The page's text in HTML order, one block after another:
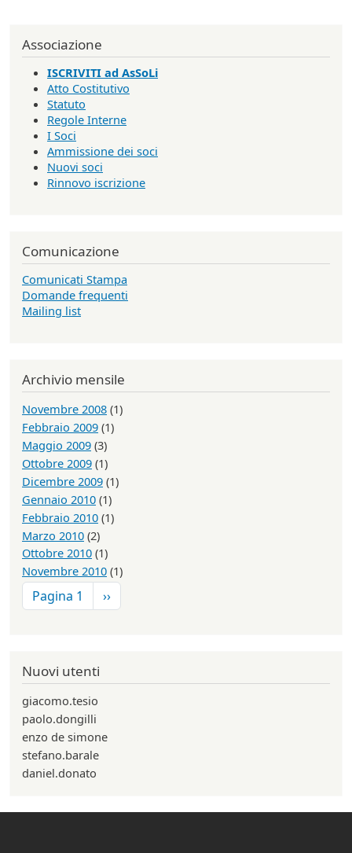
Associazione
ISCRIVITI ad AsSoLi
Atto Costitutivo
Statuto
Regole Interne
I Soci
Ammissione dei soci
Nuovi soci
Rinnovo iscrizione
Comunicazione
Comunicati Stampa
Domande frequenti
Mailing list
Archivio mensile
Novembre 2008 (1)
Febbraio 2009 (1)
Maggio 2009 (3)
Ottobre 2009 (1)
Dicembre 2009 (1)
Gennaio 2010 (1)
Febbraio 2010 (1)
Marzo 2010 (2)
Ottobre 2010 (1)
Novembre 2010 (1)
Paginazione
Pagina 1 Pagina successiva
››
Nuovi utenti
giacomo.tesio
paolo.dongilli
enzo de simone
stefano.barale
daniel.donato